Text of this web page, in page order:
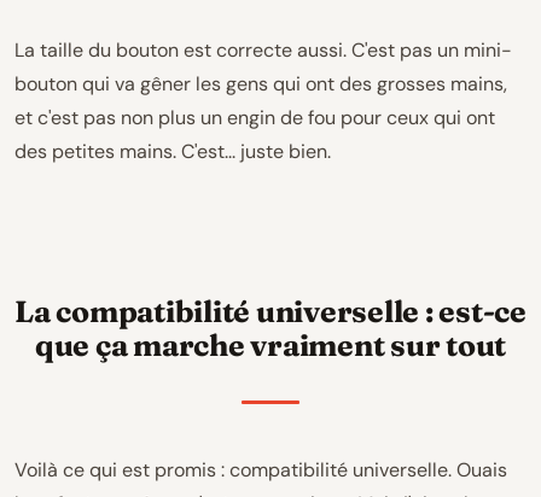
La taille du bouton est correcte aussi. C'est pas un mini-
bouton qui va gêner les gens qui ont des grosses mains,
et c'est pas non plus un engin de fou pour ceux qui ont
des petites mains. C'est... juste bien.
La compatibilité universelle : est-ce
que ça marche vraiment sur tout
Voilà ce qui est promis : compatibilité universelle. Ouais